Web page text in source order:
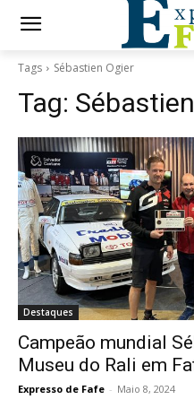
Tags Sébastien Ogier
Tag:
Destaques
Campeão mundial
Museu do Rali em
Expresso de Fafe - Maio 8, 2024